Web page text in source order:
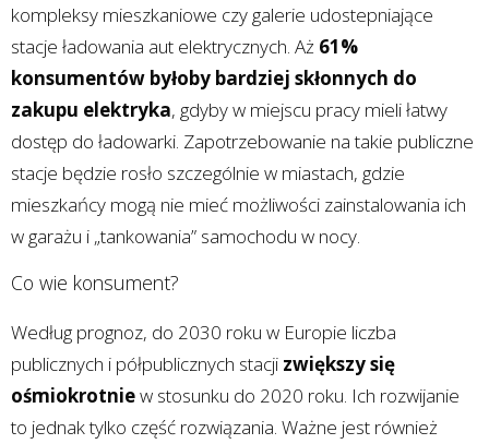
kompleksy mieszkaniowe czy galerie udostepniające
stacje ładowania aut elektrycznych. Aż 61%
konsumentów byłoby bardziej skłonnych do
zakupu elektryka, gdyby w miejscu pracy mieli łatwy
dostęp do ładowarki. Zapotrzebowanie na takie publiczne
stacje będzie rosło szczególnie w miastach, gdzie
mieszkańcy mogą nie mieć możliwości zainstalowania ich
w garażu i „tankowania” samochodu w nocy.
Co wie konsument?
Według prognoz, do 2030 roku w Europie liczba
publicznych i półpublicznych stacji zwiększy się
ośmiokrotniew stosunku do 2020 roku. Ich rozwijanie
to jednak tylko część rozwiązania. Ważne jest również